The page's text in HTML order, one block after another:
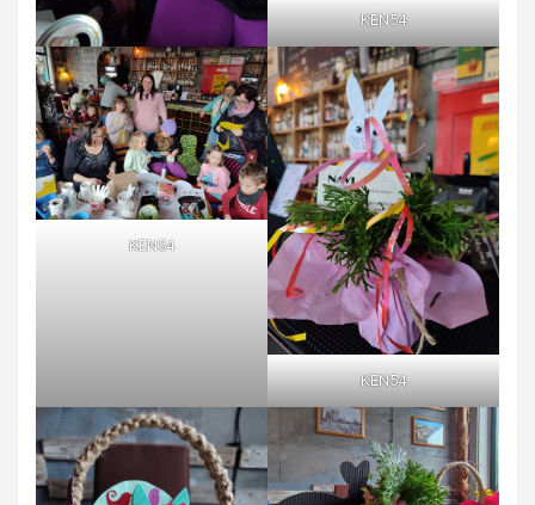
KEN54
KEN54
KEN54